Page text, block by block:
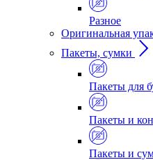
Разное
Оригинальная
Пакеты, сумки
Пакеты для
Пакеты и
Пакеты и